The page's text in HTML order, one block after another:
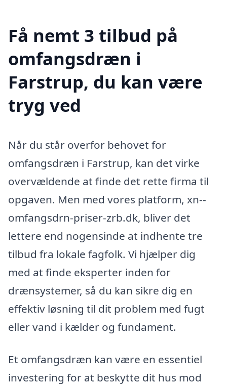
Få nemt 3 tilbud på
omfangsdræn i
Farstrup, du kan være
tryg ved
Når du står overfor behovet for
omfangsdræn i Farstrup, kan det virke
overvældende at finde det rette firma til
opgaven. Men med vores platform, xn--
omfangsdrn-priser-zrb.dk, bliver det
lettere end nogensinde at indhente tre
tilbud fra lokale fagfolk. Vi hjælper dig
med at finde eksperter inden for
drænsystemer, så du kan sikre dig en
effektiv løsning til dit problem med fugt
eller vand i kælder og fundament.
Et omfangsdræn kan være en essentiel
investering for at beskytte dit hus mod